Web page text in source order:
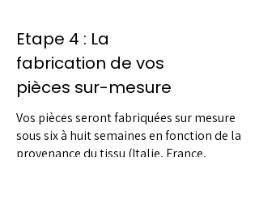
Etape 4 : La
fabrication de vos
pièces sur-mesure
Vos pièces seront fabriquées sur mesure
sous six à huit semaines en fonction de la
provenance du tissu (Italie, France,